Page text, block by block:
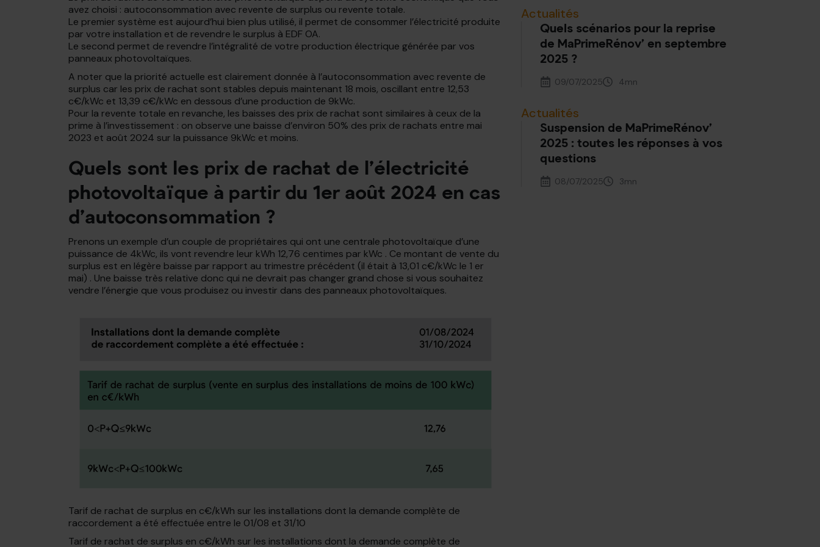
avez choisi : autoconsommation avec revente de surplus ou revente totale.
Le premier système est aujourd’hui bien plus utilisé, il permet de consommer l’électricité produite
par votre installation et de revendre le surplus à EDF OA.
Le second permet de revendre l’intégralité de votre production électrique générée par vos
panneaux photovoltaïques.
A noter que la priorité actuelle est clairement donnée à l’autoconsommation avec revente de
surplus car les prix de rachat sont stables depuis maintenant 18 mois, oscillant entre 12,53
c€/kWc et 13,39 c€/kWc en dessous d’une production de 9kWc.
Pour la revente totale en revanche, les baisses des prix de rachat sont similaires à ceux de la
prime à l’investissement : on observe une baisse d’environ 50% des prix de rachats entre mai
2023 et août 2024 sur la puissance 9kWc et moins.
Quels sont les prix de rachat de l’électricité
photovoltaïque à partir du 1er août 2024 en cas
d’autoconsommation ?
Prenons un exemple d’un couple de propriétaires qui ont une centrale photovoltaïque d’une
puissance de 4kWc, ils vont revendre leur kWh 12,76 centimes par kWc . Ce montant de vente du
surplus est en légère baisse par rapport au trimestre précédent (il était à 13,01 c€/kWc le 1 er
mai) . Une baisse très relative donc qui ne devrait pas changer grand chose si vous souhaitez
vendre l’énergie que vous produisez ou investir dans des panneaux photovoltaïques.
Tarif de rachat de surplus en c€/kWh sur les installations dont la demande complète de
raccordement a été effectuée entre le 01/08 et 31/10
Tarif de rachat de surplus en c€/kWh sur les installations dont la demande complète de
Actualités
Quels scénarios pour la reprise
de MaPrimeRénov’ en septembre
2025 ?
09/07/2025 4mn
Actualités
Suspension de MaPrimeRénov’
2025 : toutes les réponses à vos
questions
08/07/2025 3mn